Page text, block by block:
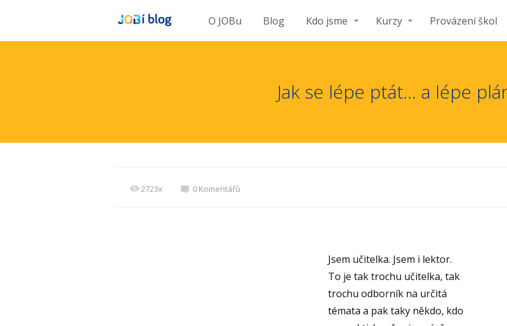
O JOBu Blog Kdo jsme Kurzy Provázení škol
Jak se lépe ptát… a lépe
2723x 0 Komentářů
Jsem učitelka. Jsem i lektor.
To je tak trochu učitelka, tak
trochu odborník na určitá
témata a pak taky někdo, kdo